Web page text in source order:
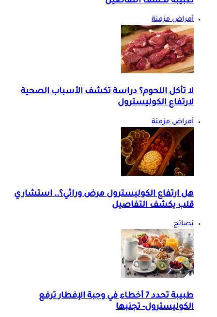
أمراض مزمنة
لا تأكل اللحوم؟ دراسة تكشف الأسباب الصحية
لارتفاع الكوليسترول
أمراض مزمنة
هل ارتفاع الكوليسترول مرض وراثي؟.. استشاري
قلب يكشف التفاصيل
نصائح
طبيبة تحدد 7 أخطاء في وجبة الإفطار ترفع
الكوليسترول- تجنبها